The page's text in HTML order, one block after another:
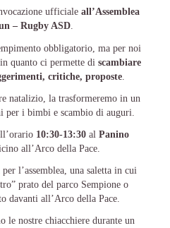
ufficiale all’Assemblea
– Rugby ASD.
obbligatorio, ma per noi
quanto ci permette di scambiare
critiche, proposte
natalizio, la trasformeremo in un
per i bimbi e scambio di auguri.
10:30-13:30 al Panino
all’Arco della Pace.
l’assemblea, una saletta in cui
prato del parco Sempione o
davanti all’Arco della Pace.
le nostre chiacchiere durante un